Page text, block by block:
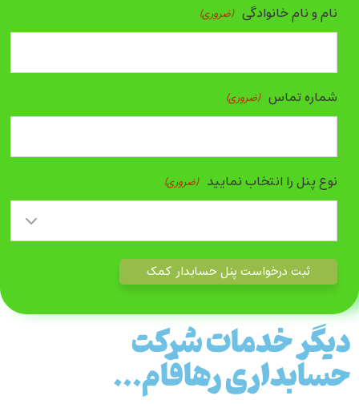
نام و نام خانوادگی (ضروری)
شماره تماس (ضروری)
نوع پنل را انتخاب نمایید (ضروری)
دیگر خدمات شرکت
حسابداری رهافام...